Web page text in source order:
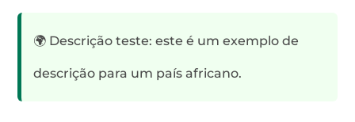
🌍 Descrição teste: este é um exemplo de
descrição para um país africano.